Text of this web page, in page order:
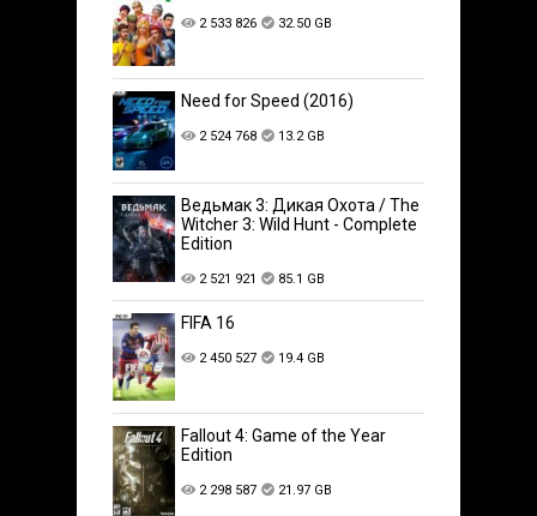
2 533 826 32.50 GB
Need for Speed (2016)
2 524 768 13.2 GB
Ведьмак 3: Дикая Охота / The
Witcher 3: Wild Hunt - Complete
Edition
2 521 921 85.1 GB
FIFA 16
2 450 527 19.4 GB
Fallout 4: Game of the Year
Edition
2 298 587 21.97 GB